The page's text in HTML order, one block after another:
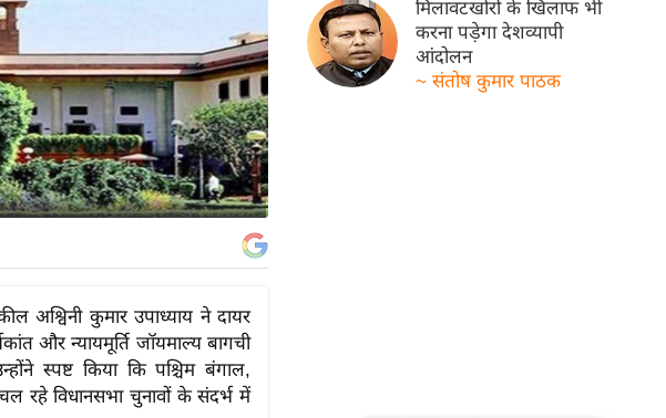
अश्विनी कुमार उपाध्याय ने दायर
और न्यायमूर्ति जॉयमाल्य बागची
स्पष्ट किया कि पश्चिम बंगाल,
रहे विधानसभा चुनावों के संदर्भ में
मिलावटखोरों के खिलाफ भी
करना पड़ेगा देशव्यापी
आंदोलन
~ संतोष कुमार पाठक